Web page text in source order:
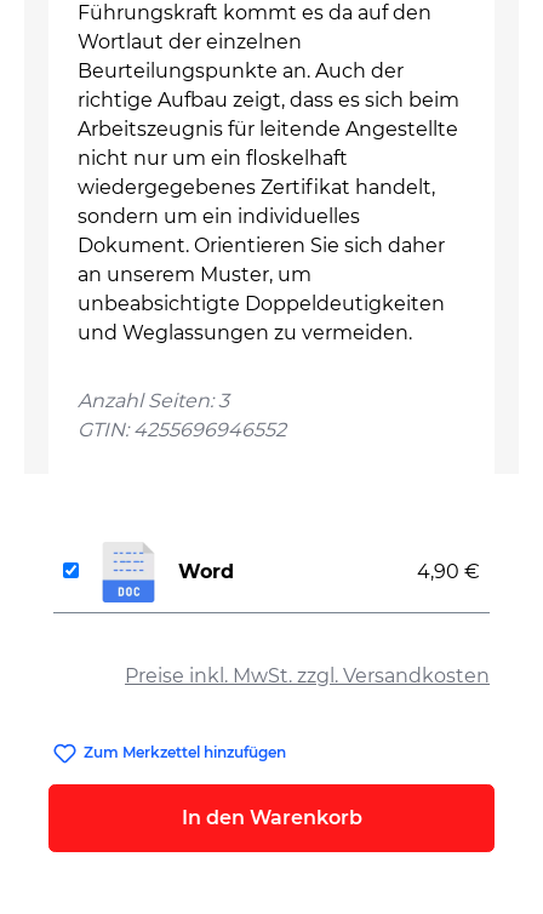
Führungskraft kommt es da auf den
Wortlaut der einzelnen
Beurteilungspunkte an. Auch der
richtige Aufbau zeigt, dass es sich beim
Arbeitszeugnis für leitende Angestellte
nicht nur um ein floskelhaft
wiedergegebenes Zertifikat handelt,
sondern um ein individuelles
Dokument. Orientieren Sie sich daher
an unserem Muster, um
unbeabsichtigte Doppeldeutigkeiten
und Weglassungen zu vermeiden.
Anzahl Seiten: 3
GTIN: 4255696946552
Preise inkl. MwSt. zzgl. Versandkosten
Word 4,90 €
Zum Merkzettel hinzufügen
In den Warenkorb